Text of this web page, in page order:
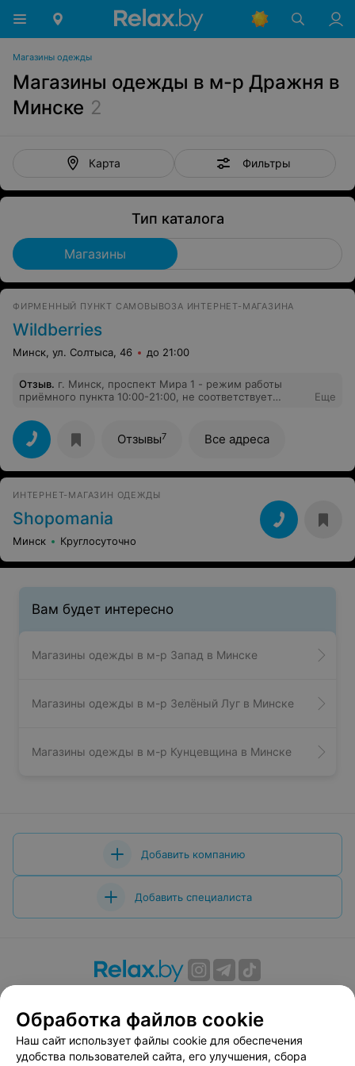
Магазины одежды
Магазины одежды в м-р Дражня в
Минске 2
Карта Фильтры
Тип каталога
Магазины
ФИРМЕННЫЙ ПУНКТ САМОВЫВОЗА ИНТЕРНЕТ-МАГАЗИНА
Wildberries
Минск, ул. Солтыса, 46 до 21:00
Отзыв. г. Минск, проспект Мира 1 - режим работы
приёмного пункта 10:00-21:00, не соответствует
перерывы. Их начало, конец, продолжительность -
нигде не указаны. Работники просто говорят, что
выдавать товар не будут, и когда начнут работать не
понятно. Хотя бы вывешивали бумажку, когда начнут
работать, если табличек с перерывами нет. Совсем не
Еще
Отзывы7 Все адреса
ИНТЕРНЕТ-МАГАЗИН ОДЕЖДЫ
Shopomania
Минск Круглосуточно
Вам будет интересно
Магазины одежды в м-р Запад в Минске
Магазины одежды в м-р Зелёный Луг в Минске
Магазины одежды в м-р Кунцевщина в Минске
Добавить компанию
Добавить специалиста
Вакансии
Публичный договор
Способы оплаты
Публичный договор по использованию сервиса
«Афиша»
Обработка файлов cookie
Наш сайт использует файлы cookie для обеспечения
удобства пользователей сайта, его улучшения, сбора